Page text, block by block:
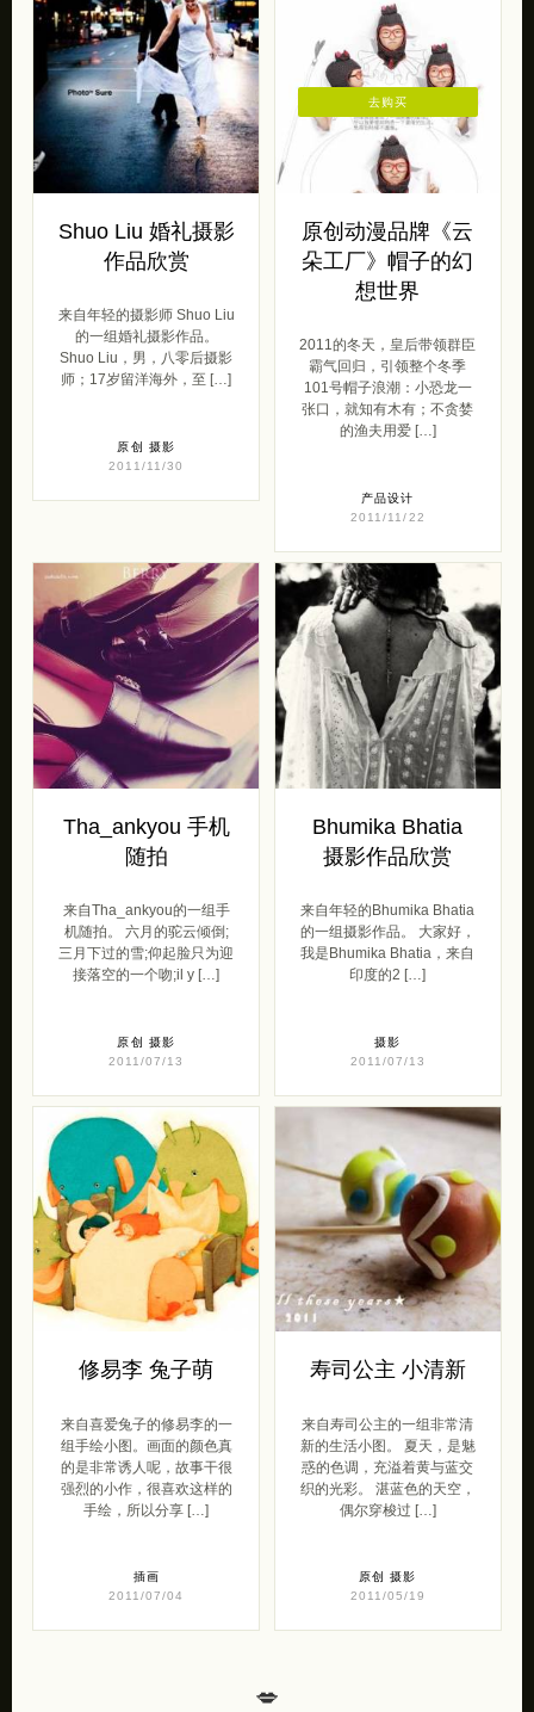
Shuo Liu 婚礼摄影
作品欣赏
来自年轻的摄影师 Shuo Liu
的一组婚礼摄影作品。
Shuo Liu，男，八零后摄影
师；17岁留洋海外，至 […]
原创
摄影
2011/11/30
原创动漫品牌《云
朵工厂》帽子的幻
想世界
2011的冬天，皇后带领群臣
霸气回归，引领整个冬季
101号帽子浪潮：小恐龙一
张口，就知有木有；不贪婪
的渔夫用爱 […]
产品设计
2011/11/22
去购买
Tha_ankyou 手机
随拍
来自Tha_ankyou的一组手
机随拍。 六月的驼云倾倒;
三月下过的雪;仰起脸只为迎
接落空的一个吻;il y […]
原创
摄影
2011/07/13
Bhumika Bhatia
摄影作品欣赏
来自年轻的Bhumika Bhatia
的一组摄影作品。 大家好，
我是Bhumika Bhatia，来自
印度的2 […]
摄影
2011/07/13
修易李 兔子萌
来自喜爱兔子的修易李的一
组手绘小图。画面的颜色真
的是非常诱人呢，故事干很
强烈的小作，很喜欢这样的
手绘，所以分享 […]
插画
2011/07/04
寿司公主 小清新
来自寿司公主的一组非常清
新的生活小图。 夏天，是魅
惑的色调，充溢着黄与蓝交
织的光彩。 湛蓝色的天空，
偶尔穿梭过 […]
原创
摄影
2011/05/19
💋